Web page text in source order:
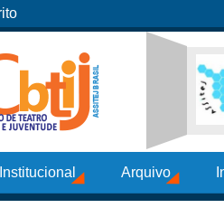
Institucional Arquivo